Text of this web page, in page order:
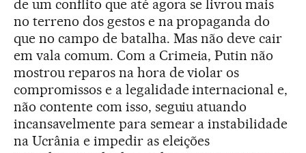
de um conflito que até agora se livrou mais
no terreno dos gestos e na propaganda do
que no campo de batalha. Mas não deve cair
em vala comum. Com a Crimeia, Putin não
mostrou reparos na hora de violar os
compromissos e a legalidade internacional e,
não contente com isso, seguiu atuando
incansavelmente para semear a instabilidade
na Ucrânia e impedir as eleições